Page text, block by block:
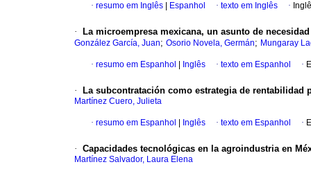
· resumo em Inglês Espanhol · texto em Inglês ·
· La microempresa mexicana, un asunto de
González García, Juan; Osorio Novela, Germán; Mungaray
· resumo em Espanhol Inglês · texto em Espanhol ·
· La subcontratación como estrategia de rentabilidad
Martínez Cuero, Julieta
· resumo em Espanhol Inglês · texto em Espanhol ·
· Capacidades tecnológicas en la agroindustria en
Martínez Salvador, Laura Elena